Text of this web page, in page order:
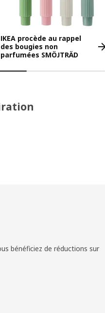
IKEA procède au rappel
des bougies non
parfumées SMÖJTRÄD
bénéficiez de réductions sur